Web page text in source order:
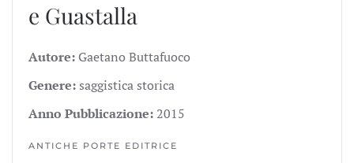
e Guastalla
Autore: Gaetano Buttafuoco
Genere: saggistica storica
Anno Pubblicazione: 2015
ANTICHE PORTE EDITRICE